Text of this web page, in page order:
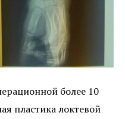
более 10
пластика локтевой